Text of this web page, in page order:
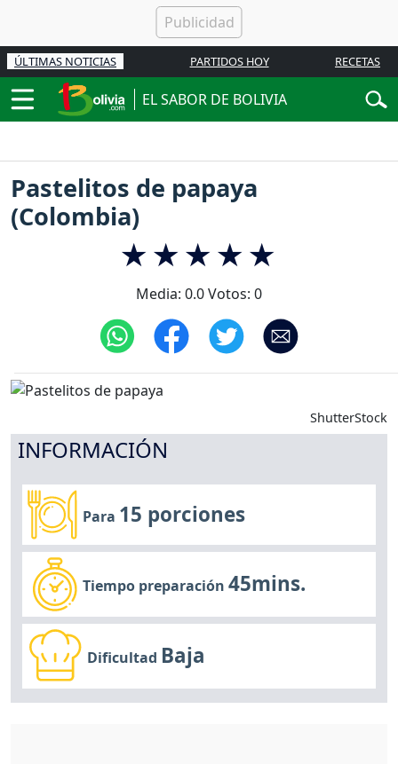
ÚLTIMAS NOTICIAS PARTIDOS HOY RECETAS
EL SABOR DE BOLIVIA
Pastelitos de papaya
(Colombia)
Media: 0.0Votos: 0
ShutterStock
INFORMACIÓN
Para 15 porciones
Tiempo preparación45mins.
Dificultad Baja